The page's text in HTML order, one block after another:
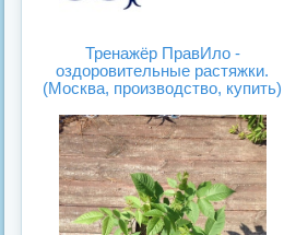
Тренажёр ПравИло -
оздоровительные растяжки.
(Москва, производство, купить)